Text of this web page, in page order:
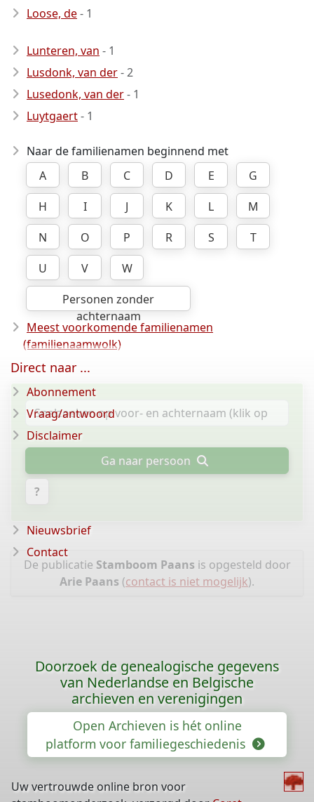
Loose, de- 1
Lunteren, van - 1
Lusdonk, van der- 2
Lusedonk, van der- 1
Luytgaert- 1
Naar de familienamen beginnend met
A
B C D E
G
H
I J K L
M
N
O P R S
T
U
V
W
Personen zonder
achternaam
Meest voorkomende familienamen
(familienaamwolk)
Ga naar persoon
?
De publicatie Stamboom Paans is opgesteld door
Arie Paans (contact is niet mogelijk).
Direct naar ...
Abonnement
Vraag/antwoord
Disclaimer
Nieuwsbrief
Contact
Doorzoek de genealogische gegevens
van Nederlandse en Belgische
archieven en verenigingen
Open Archieven is hét online
platform voor familiegeschiedenis
Uw vertrouwde online bron voor